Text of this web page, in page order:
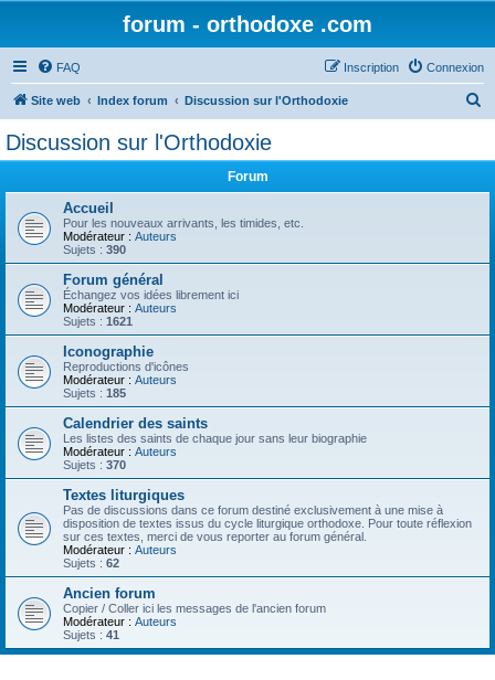
forum - orthodoxe .com
FAQ Connexion
Inscription
Site web Index forum Discussion sur l'Orthodoxie
r
Discussion sur l'Orthodoxie
Forum
Accueil
Pour les nouveaux arrivants, les timides, etc.
Modérateur : Auteurs
Sujets : 390
Forum général
Échangez vos idées librement ici
Modérateur : Auteurs
Sujets : 1621
Iconographie
Reproductions d'icônes
Modérateur : Auteurs
Sujets : 185
Calendrier des saints
Les listes des saints de chaque jour sans leur biographie
Modérateur : Auteurs
Sujets : 370
Textes liturgiques
Pas de discussions dans ce forum destiné exclusivement à une mise à
disposition de textes issus du cycle liturgique orthodoxe. Pour toute réflexion
sur ces textes, merci de vous reporter au forum général.
Modérateur : Auteurs
Sujets : 62
Ancien forum
Copier / Coller ici les messages de l'ancien forum
Modérateur : Auteurs
Sujets : 41